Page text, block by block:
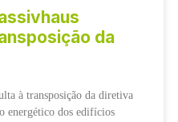
da
à transposição da diretiva
energético dos edifícios